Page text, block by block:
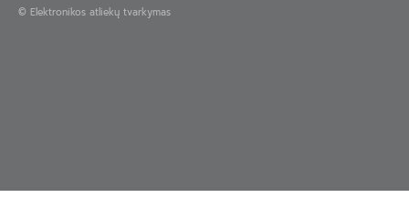
© Elektronikos atliekų tvarkymas